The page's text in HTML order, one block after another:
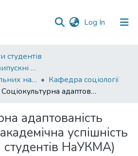
Log In (current)
студентів
Кваліфікаційні випускні роботи здобувачів вищої освіти бакалаврських програм
Факультет соціальних наук і соціальних технологій
Кафедра соціології
Соціокультурна адаптованість студентів та академічна успішність (на прикладі студентів НаУКМА)
адаптованість
успішність
студентів НаУКМА)